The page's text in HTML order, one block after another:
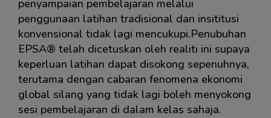
penyampaian pembelajaran melalui
penggunaan latihan tradisional dan insititusi
konvensional tidak lagi mencukupi.Penubuhan
EPSA® telah dicetuskan oleh realiti ini supaya
keperluan latihan dapat disokong sepenuhnya,
terutama dengan cabaran fenomena ekonomi
global silang yang tidak lagi boleh menyokong
sesi pembelajaran di dalam kelas sahaja.